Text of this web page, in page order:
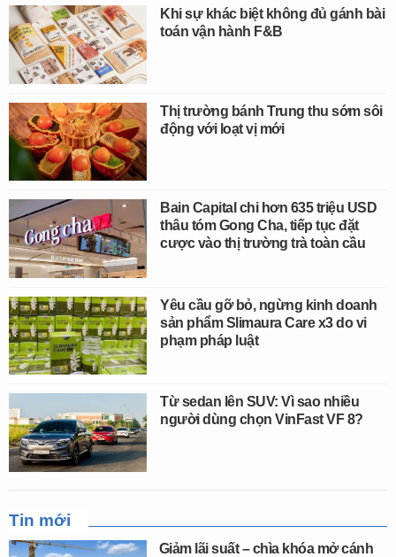
Khi sự khác biệt không đủ gánh bài
toán vận hành F&B
Thị trường bánh Trung thu sớm sôi
động với loạt vị mới
Bain Capital chi hơn 635 triệu USD
thâu tóm Gong Cha, tiếp tục đặt
cược vào thị trường trà toàn cầu
Yêu cầu gỡ bỏ, ngừng kinh doanh
sản phẩm Slimaura Care x3 do vi
phạm pháp luật
Từ sedan lên SUV: Vì sao nhiều
người dùng chọn VinFast VF 8?
Tin mới
Giảm lãi suất – chìa khóa mở cánh